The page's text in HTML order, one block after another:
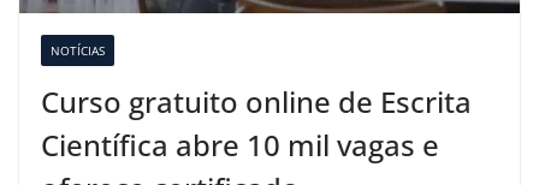
NOTÍCIAS
Curso gratuito online de Escrita
Científica abre 10 mil vagas e